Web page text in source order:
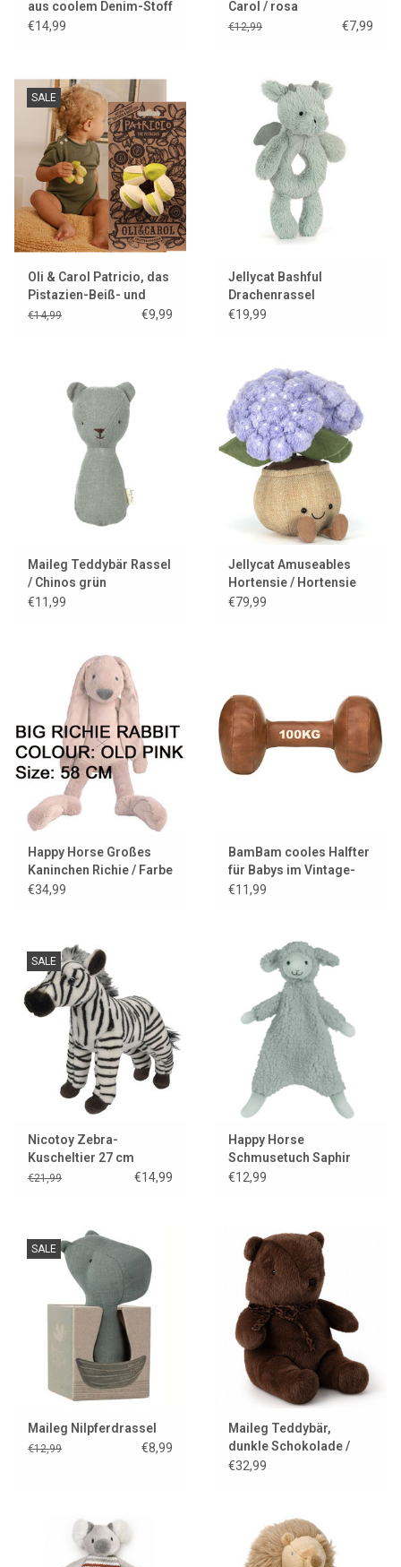
aus coolem Denim-Stoff
€14,99
Carol / rosa
€12,99 €7,99
SALE
Oli & Carol Patricio, das
Pistazien-Beiß- und
Badespielzeug
€14,99 €9,99
Jellycat Bashful
Drachenrassel
€19,99
Maileg Teddybär Rassel
/ Chinos grün
€11,99
Jellycat Amuseables
Hortensie / Hortensie
€79,99
Happy Horse Großes
Kaninchen Richie / Farbe
altrosa / 58 cm
€34,99
BamBam cooles Halfter
für Babys im Vintage-
Look
€11,99
SALE
Nicotoy Zebra-
Kuscheltier 27 cm
€21,99 €14,99
Happy Horse
Schmusetuch Saphir
Lamm Lex
€12,99
SALE
Maileg Nilpferdrassel
€12,99 €8,99
Maileg Teddybär,
dunkle Schokolade /
mittel
€32,99